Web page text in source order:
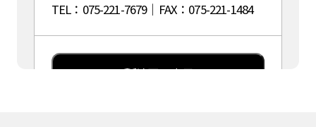
TEL：075-221-7679｜FAX：075-221-1484